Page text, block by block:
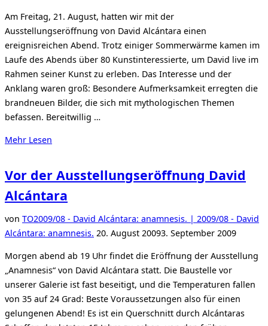
Am Freitag, 21. August, hatten wir mit der
Ausstellungseröffnung von David Alcántara einen
ereignisreichen Abend. Trotz einiger Sommerwärme kamen im
Laufe des Abends über 80 Kunstinteressierte, um David live im
Rahmen seiner Kunst zu erleben. Das Interesse und der
Anklang waren groß: Besondere Aufmerksamkeit erregten die
brandneuen Bilder, die sich mit mythologischen Themen
befassen. Bereitwillig …
Mehr über
David
Alcántara“
Lesen
Vor der Ausstellungseröffnung David
Alcántara
von TO2009/08 - David Alcántara: anamnesis. | 2009/08 - David
Alcántara: anamnesis. Veröffentlicht
20. August 20093. September 2009
Morgen abend ab 19 Uhr findet die Eröffnung der Ausstellung
„Anamnesis“ von David Alcántara statt. Die Baustelle vor
unserer Galerie ist fast beseitigt, und die Temperaturen fallen
von 35 auf 24 Grad: Beste Voraussetzungen also für einen
gelungenen Abend! Es ist ein Querschnitt durch Alcántaras